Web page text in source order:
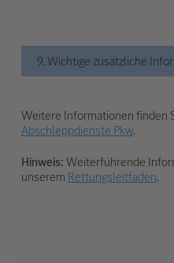
9. Wichtige zusätzliche
Weitere Informationen finden
Abschleppdienste Pkw.
Hinweis:Weiterführende
unserem Rettungsleitfaden.